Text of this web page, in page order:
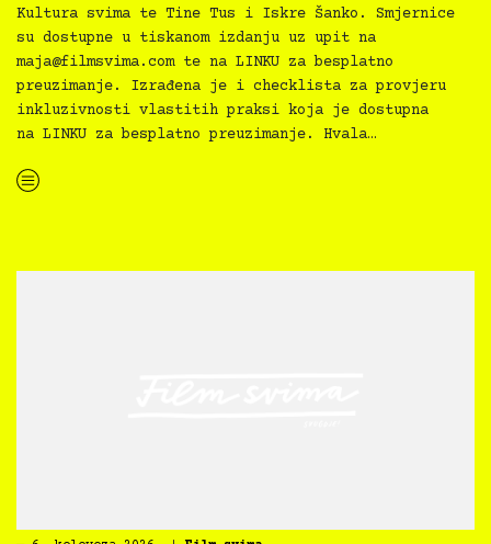
Kultura svima te Tine Tus i Iskre Šanko. Smjernice
su dostupne u tiskanom izdanju uz upit na
maja@filmsvima.comte na LINKU za besplatno
preuzimanje. Izrađena je i checklista za provjeru
inkluzivnosti vlastitih praksi koja je dostupna
na LINKU za besplatno preuzimanje. Hvala…
“Kultura svima — Smjernice za inkluzivne kulturne prakse”